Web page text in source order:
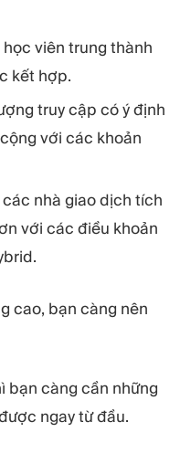
viên trung thành
kết hợp.
truy cập có ý định
với các khoản
nhà giao dịch tích
với các điều khoản
cao, bạn càng nên
bạn càng cần những
ngay từ đầu.